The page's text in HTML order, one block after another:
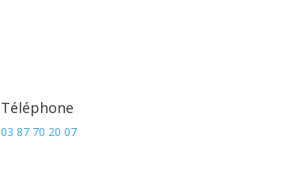
Téléphone
03 87 70 20 07